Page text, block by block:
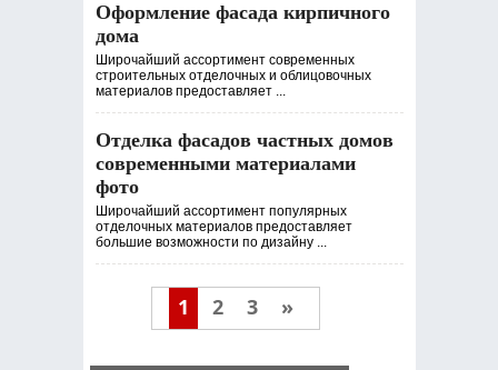
Оформление фасада кирпичного
дома
Широчайший ассортимент современных
строительных отделочных и облицовочных
материалов предоставляет ...
Отделка фасадов частных домов
современными материалами
фото
Широчайший ассортимент популярных
отделочных материалов предоставляет
большие возможности по дизайну ...
1 2 3 »